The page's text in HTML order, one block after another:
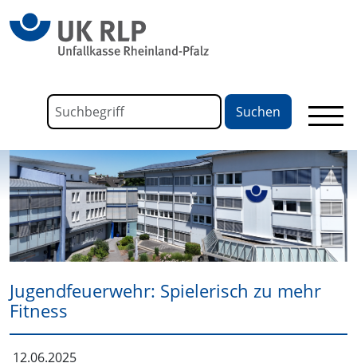
Formular für die Volltextsuche
Jugendfeuerwehr: Spielerisch zu mehr
Fitness
12.06.2025